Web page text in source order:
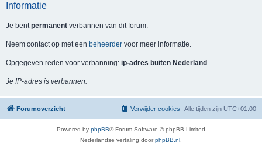
Informatie
Je bentpermanent verbannen van dit forum.
Neem contact op met een beheerder voor meer informatie.
Opgegeven reden voor verbanning: ip-adres buiten Nederland
Je IP-adres is verbannen.
Forumoverzicht Alle tijden zijn UTC+01:00
Verwijder cookies
Powered by phpBB® Forum Software © phpBB Limited
Nederlandse vertaling doorphpBB.nl